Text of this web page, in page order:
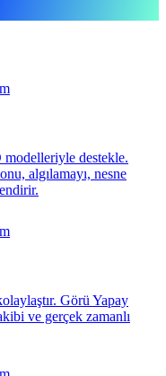
destekle.
algılamayı, nesne
Görü Yapay
ve gerçek zamanlı